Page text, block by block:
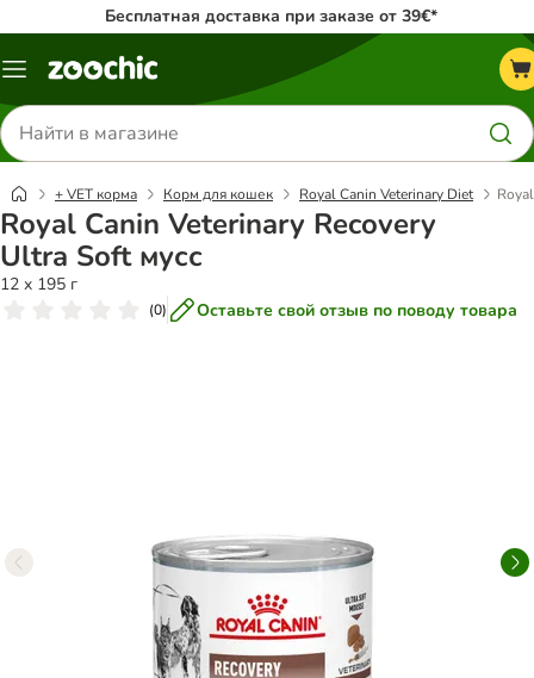
Бесплатная доставка при заказе от 39€*
Каталог
Поиск
товаров
+ VET корма Корм для кошек Royal Canin Veterinary Diet
Royal Canin Veterinary Recovery
Ultra Soft мусс
12 x 195 г
(0) Оставьте свой отзыв по поводу товара